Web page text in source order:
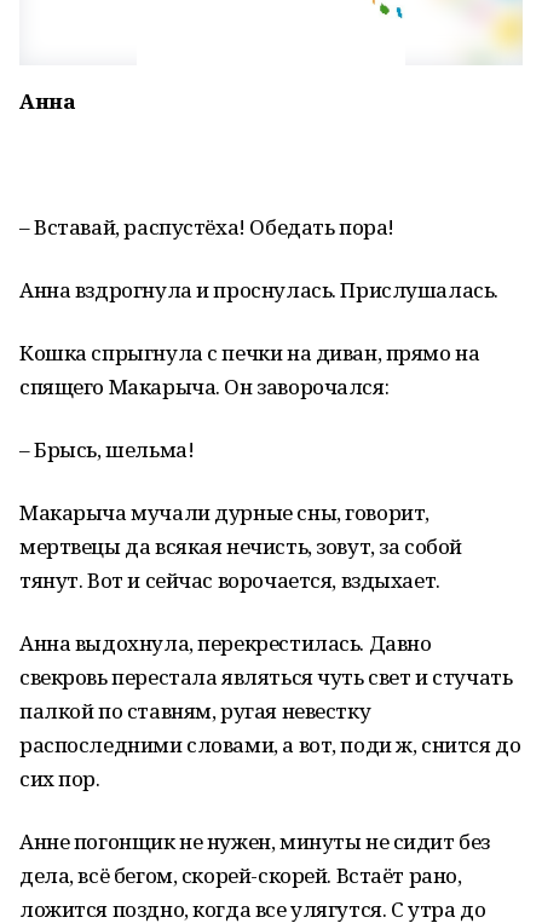
Анна
– Вставай, распустёха! Обедать пора!
Анна вздрогнула и проснулась. Прислушалась.
Кошка спрыгнула с печки на диван, прямо на
спящего Макарыча. Он заворочался:
– Брысь, шельма!
Макарыча мучали дурные сны, говорит,
мертвецы да всякая нечисть, зовут, за собой
тянут. Вот и сейчас ворочается, вздыхает.
Анна выдохнула, перекрестилась. Давно
свекровь перестала являться чуть свет и стучать
палкой по ставням, ругая невестку
распоследними словами, а вот, поди ж, снится до
сих пор.
Анне погонщик не нужен, минуты не сидит без
дела, всё бегом, скорей-скорей. Встаёт рано,
ложится поздно, когда все улягутся. С утра до